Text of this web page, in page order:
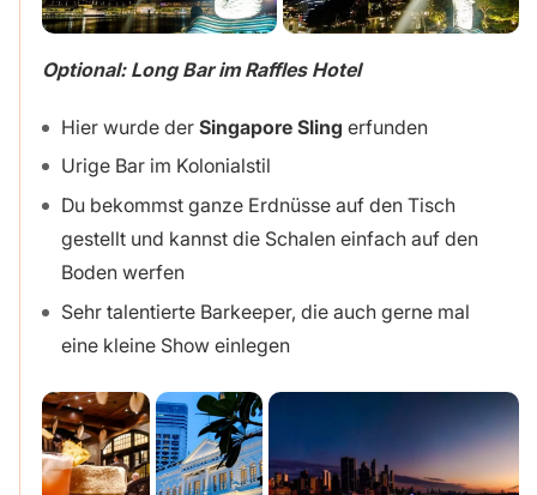
Optional: Long Bar im Raffles Hotel
Hier wurde der Singapore Sling erfunden
Urige Bar im Kolonialstil
Du bekommst ganze Erdnüsse auf den Tisch
gestellt und kannst die Schalen einfach auf den
Boden werfen
Sehr talentierte Barkeeper, die auch gerne mal
eine kleine Show einlegen